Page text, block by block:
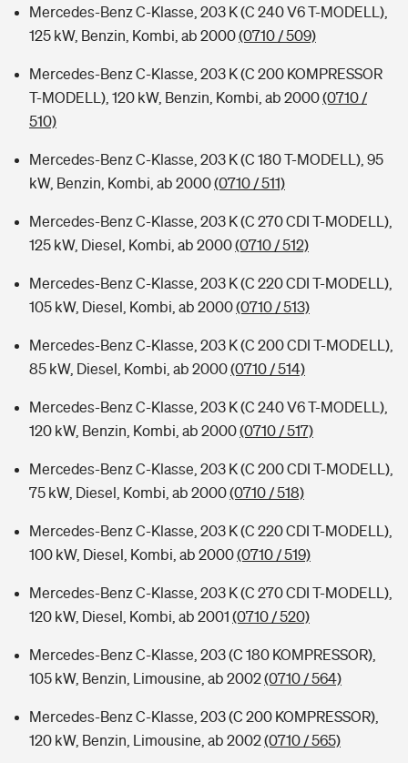
Mercedes-Benz C-Klasse, 203 K (C 240 V6 T-MODELL),
125 kW, Benzin, Kombi, ab 2000(0710 / 509)
Mercedes-Benz C-Klasse, 203 K (C 200 KOMPRESSOR
T-MODELL), 120 kW, Benzin, Kombi, ab 2000(0710 /
510)
Mercedes-Benz C-Klasse, 203 K (C 180 T-MODELL), 95
kW, Benzin, Kombi, ab 2000(0710 / 511)
Mercedes-Benz C-Klasse, 203 K (C 270 CDI T-MODELL),
125 kW, Diesel, Kombi, ab 2000(0710 / 512)
Mercedes-Benz C-Klasse, 203 K (C 220 CDI T-MODELL),
105 kW, Diesel, Kombi, ab 2000(0710 / 513)
Mercedes-Benz C-Klasse, 203 K (C 200 CDI T-MODELL),
85 kW, Diesel, Kombi, ab 2000(0710 / 514)
Mercedes-Benz C-Klasse, 203 K (C 240 V6 T-MODELL),
120 kW, Benzin, Kombi, ab 2000(0710 / 517)
Mercedes-Benz C-Klasse, 203 K (C 200 CDI T-MODELL),
75 kW, Diesel, Kombi, ab 2000(0710 / 518)
Mercedes-Benz C-Klasse, 203 K (C 220 CDI T-MODELL),
100 kW, Diesel, Kombi, ab 2000(0710 / 519)
Mercedes-Benz C-Klasse, 203 K (C 270 CDI T-MODELL),
120 kW, Diesel, Kombi, ab 2001 (0710 / 520)
Mercedes-Benz C-Klasse, 203 (C 180 KOMPRESSOR),
105 kW, Benzin, Limousine, ab 2002(0710 / 564)
Mercedes-Benz C-Klasse, 203 (C 200 KOMPRESSOR),
120 kW, Benzin, Limousine, ab 2002(0710 / 565)